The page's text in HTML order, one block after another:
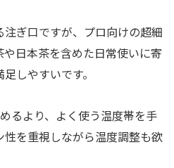
ぎ口ですが、プロ向けの超細
日本茶を含めた日常使いに寄
しやすいです。
るより、よく使う温度帯を手
を重視しながら温度調整も欲